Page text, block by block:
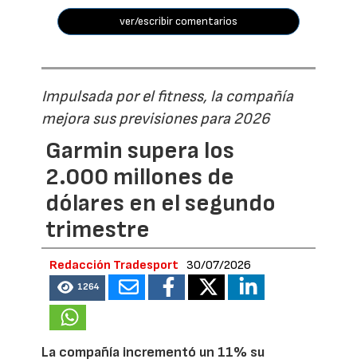
ver/escribir comentarios
Impulsada por el fitness, la compañía
mejora sus previsiones para 2026
Garmin supera los
2.000 millones de
dólares en el segundo
trimestre
Redacción Tradesport 30/07/2026
1264
La compañía incrementó un 11% su